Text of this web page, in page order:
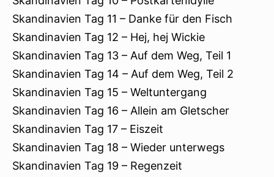
Skandinavien Tag 11 – Danke für den Fisch
Skandinavien Tag 12 – Hej, hej Wickie
Skandinavien Tag 13 – Auf dem Weg, Teil 1
Skandinavien Tag 14 – Auf dem Weg, Teil 2
Skandinavien Tag 15 – Weltuntergang
Skandinavien Tag 16 – Allein am Gletscher
Skandinavien Tag 17 – Eiszeit
Skandinavien Tag 18 – Wieder unterwegs
Skandinavien Tag 19 – Regenzeit